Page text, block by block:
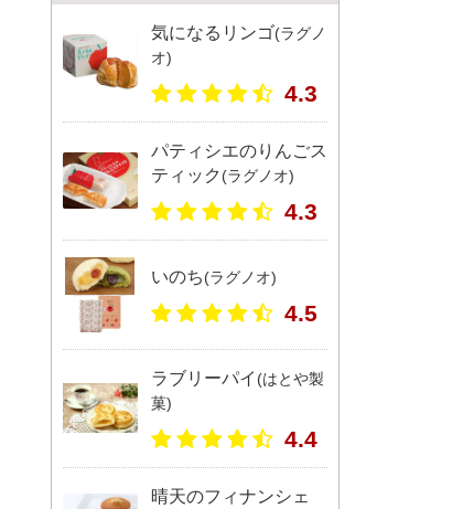
気になるリンゴ(ラグノ
オ)
4.3
パティシエのりんごス
ティック (ラグノオ)
4.3
いのち (ラグノオ)
4.5
ラブリーパイ (はとや製
菓)
4.4
晴天のフィナンシェ